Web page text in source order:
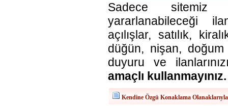
Sadece sitemiz
yararlanabileceği
açılışlar, satılık,
düğün, nişan,
duyuru ve
amaçlı kullanmayınız.
Kendine Özgü Konaklama